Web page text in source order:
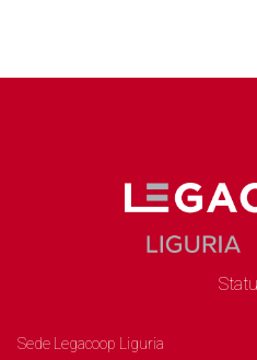
Sede Legacoop Liguria